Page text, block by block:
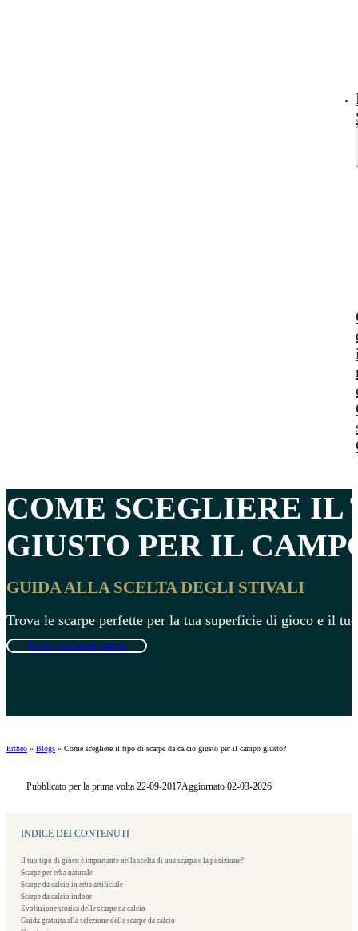
COME SCEGLIERE IL
GIUSTO PER IL
GUIDA ALLA SCELTA DEGLI STIVALI
Trova le scarpe perfette per la tua superficie di gioco e il
Trova i tuoi stivali perfetti
Ertheo » Blogs » Come scegliere il tipo di scarpe da calcio giusto per il campo giusto?
Pubblicato per la prima volta 22-09-2017Aggiornato 02-03-2026
INDICE DEI CONTENUTI
il tuo tipo di gioco è importante nella scelta di una scarpa e la posizione?
Scarpe per erba naturale
Scarpe da calcio in erba artificiale
Scarpe da calcio indoor
Evoluzione storica delle scarpe da calcio
Guida gratuita alla selezione delle scarpe da calcio